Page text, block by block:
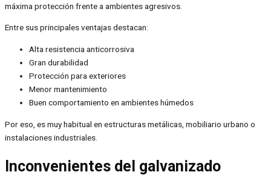
máxima protección frente a ambientes agresivos.
Entre sus principales ventajas destacan:
Alta resistencia anticorrosiva
Gran durabilidad
Protección para exteriores
Menor mantenimiento
Buen comportamiento en ambientes húmedos
Por eso, es muy habitual en estructuras metálicas, mobiliario urbano o
instalaciones industriales.
Inconvenientes del galvanizado